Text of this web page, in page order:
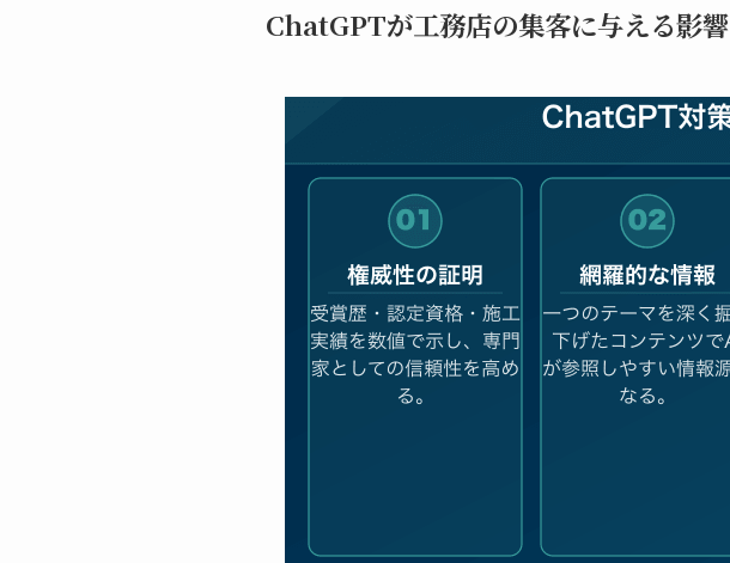
ChatGPTが工務店の集客に与える影響